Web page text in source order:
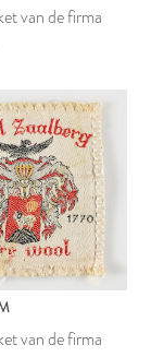
van de firma
van de firma